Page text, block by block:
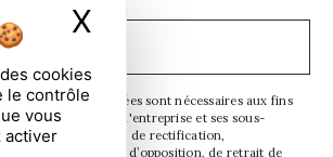
cookies
le contrôle
vous
activer
X Masquer le
communiquées sont nécessaires aux fins
sont destinées à l'entreprise et ses sous-
de droits d’accès, de rectification,
de limitation, d’opposition, de retrait de